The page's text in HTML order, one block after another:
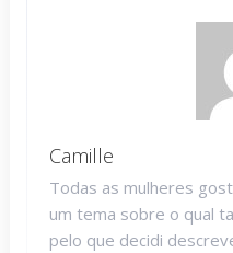
Camille
Todas as mulheres
um tema sobre o qual
pelo que decidi